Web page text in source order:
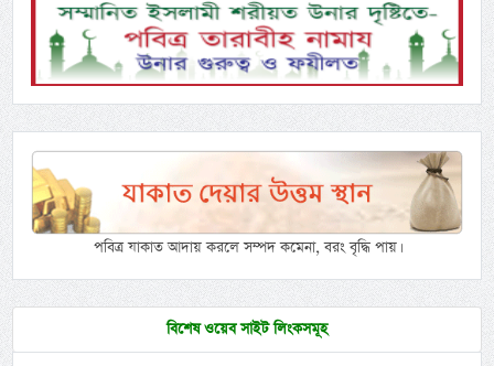
পবিত্র যাকাত আদায় করলে সম্পদ কমেনা, বরং বৃদ্ধি পায়।
বিশেষ ওয়েব সাইট লিংকসমূহ